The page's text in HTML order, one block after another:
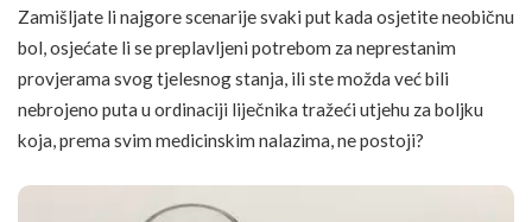
Zamišljate li najgore scenarije svaki put kada osjetite neobičnu
bol, osjećate li se preplavljeni potrebom za neprestanim
provjerama svog tjelesnog stanja, ili ste možda već bili
nebrojeno puta u ordinaciji liječnika tražeći utjehu za boljku
koja, prema svim medicinskim nalazima, ne postoji?